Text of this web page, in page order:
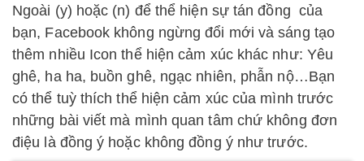
Ngoài (y) hoặc (n) để thể hiện sự tán đồng của
bạn, Facebook không ngừng đổi mới và sáng tạo
thêm nhiều Icon thể hiện cảm xúc khác như: Yêu
ghê, ha ha, buồn ghê, ngạc nhiên, phẫn nộ…Bạn
có thể tuỳ thích thể hiện cảm xúc của mình trước
những bài viết mà mình quan tâm chứ không đơn
điệu là đồng ý hoặc không đồng ý như trước.